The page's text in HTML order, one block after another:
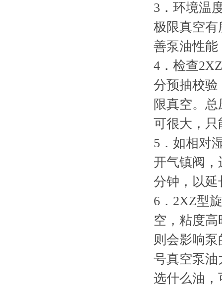
3．环境温
极限真空
善泵油性
4．检查
分预抽校验
限真空。
可很大，
5．如相对
开气镇阀，
分钟，以
6．2XZ型
空，粘度
则会影响
号真空泵油
选什么油